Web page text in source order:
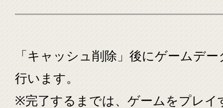
「キャッシュ削除」後にゲームデ
行います。
※完了するまでは、ゲームをプレイ